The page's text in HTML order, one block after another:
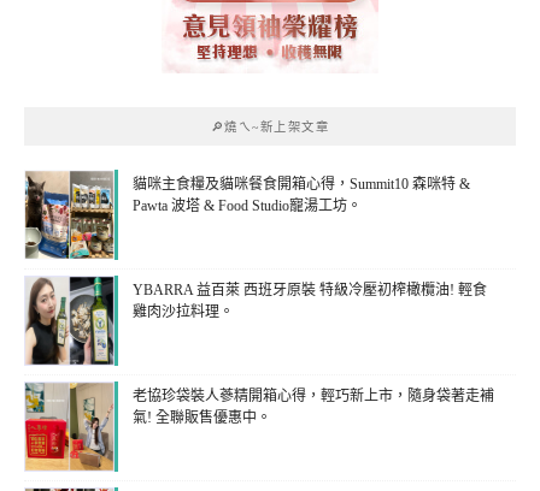
🔎燒ㄟ~新上架文章
貓咪主食糧及貓咪餐食開箱心得，Summit10 森咪特 &
Pawta 波塔 & Food Studio寵湯工坊。
YBARRA 益百萊 西班牙原裝 特級冷壓初榨橄欖油! 輕食
雞肉沙拉料理。
老協珍袋裝人蔘精開箱心得，輕巧新上市，隨身袋著走補
氣! 全聯販售優惠中。